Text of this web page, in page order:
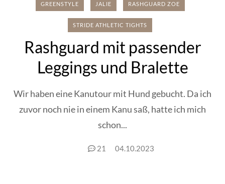
GREENSTYLE JALIE RASHGUARD ZOE
STRIDE ATHLETIC TIGHTS
Rashguard mit passender
Leggings und Bralette
Wir haben eine Kanutour mit Hund gebucht. Da ich
zuvor noch nie in einem Kanu saß, hatte ich mich
schon...
21 04.10.2023